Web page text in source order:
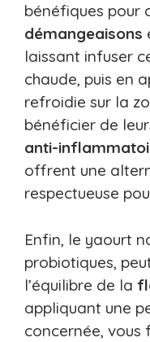
bénéfiques pour
démangeaisons
laissant infuser
chaude, puis en
refroidie sur la
bénéficier de
anti-
offrent une
respectueuse
Enfin, le yaourt
probiotiques,
l’équilibre de la
appliquant une
concernée, vous